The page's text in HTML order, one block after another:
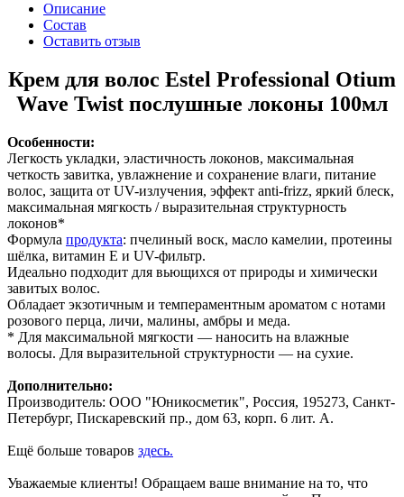
Описание
Состав
Оставить отзыв
Крем для волос Estel Professional Otium
Wave Twist послушные локоны 100мл
Особенности:
Легкость укладки, эластичность локонов, максимальная
четкость завитка, увлажнение и сохранение влаги, питание
волос, защита от UV-излучения, эффект anti-frizz, яркий блеск,
максимальная мягкость / выразительная структурность
локонов*
Формула продукта: пчелиный воск, масло камелии, протеины
шёлка, витамин E и UV-фильтр.
Идеально подходит для вьющихся от природы и химически
завитых волос.
Обладает экзотичным и темпераментным ароматом с нотами
розового перца, личи, малины, амбры и меда.
* Для максимальной мягкости — наносить на влажные
волосы. Для выразительной структурности — на сухие.
Дополнительно:
Производитель: ООО "Юникосметик", Россия, 195273, Санкт-
Петербург, Пискаревский пр., дом 63, корп. 6 лит. А.
Ещё больше товаров здесь.
Уважаемые клиенты! Обращаем ваше внимание на то, что